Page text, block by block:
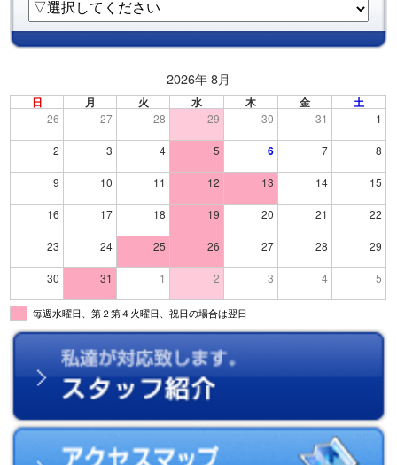
2026年 8月
日 月 火 水 木 金 土
26 27 28 29 30 31 1
2 3 4 5 6 7 8
9 10 11 12 13 14 15
16 17 18 19 20 21 22
23 24 25 26 27 28 29
30 31 1 2 3 4 5
毎週水曜日、第２第４火曜日、祝日の場合は翌日